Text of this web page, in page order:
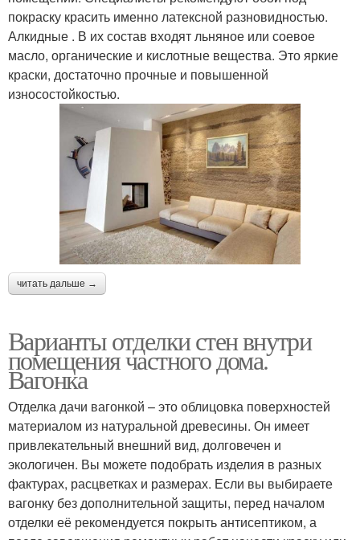
покраску красить именно латексной разновидностью.
Алкидные . В их состав входят льняное или соевое
масло, органические и кислотные вещества. Это яркие
краски, достаточно прочные и повышенной
износостойкостью.
читать дальше →
Варианты отделки стен внутри
помещения частного дома.
Вагонка
Отделка дачи вагонкой – это облицовка поверхностей
материалом из натуральной древесины. Он имеет
привлекательный внешний вид, долговечен и
экологичен. Вы можете подобрать изделия в разных
фактурах, расцветках и размерах. Если вы выбираете
вагонку без дополнительной защиты, перед началом
отделки её рекомендуется покрыть антисептиком, а